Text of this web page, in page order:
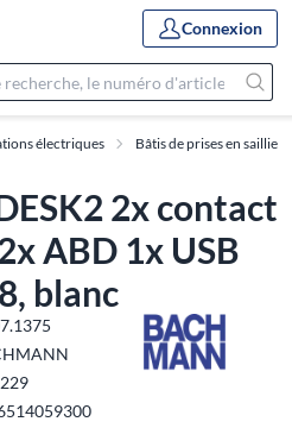
Connexion
électriques Bâtis de prises en saillie
2x contact
ABD 1x USB
blanc